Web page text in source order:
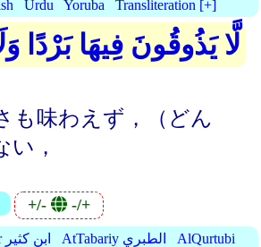
Urdu Yoruba Transliteration [+]
لَّا يَذُوقُونَ فِيهَا بَرْدًا
も味わえず，（どん
い，
+/- -/+
IbnKathir ابن كثير AtTabariy الطبري
AlQurtubi